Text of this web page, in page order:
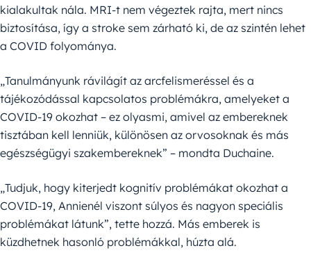
kialakultak nála. MRI-t nem végeztek rajta, mert nincs
biztosítása, így a stroke sem zárható ki, de az szintén lehet
a COVID folyománya.
„Tanulmányunk rávilágít az arcfelismeréssel és a
tájékozódással kapcsolatos problémákra, amelyeket a
COVID-19 okozhat – ez olyasmi, amivel az embereknek
tisztában kell lenniük, különösen az orvosoknak és más
egészségügyi szakembereknek” – mondta Duchaine.
„Tudjuk, hogy kiterjedt kognitív problémákat okozhat a
COVID-19, Annienél viszont súlyos és nagyon speciális
problémákat látunk”, tette hozzá. Más emberek is
küzdhetnek hasonló problémákkal, húzta alá.